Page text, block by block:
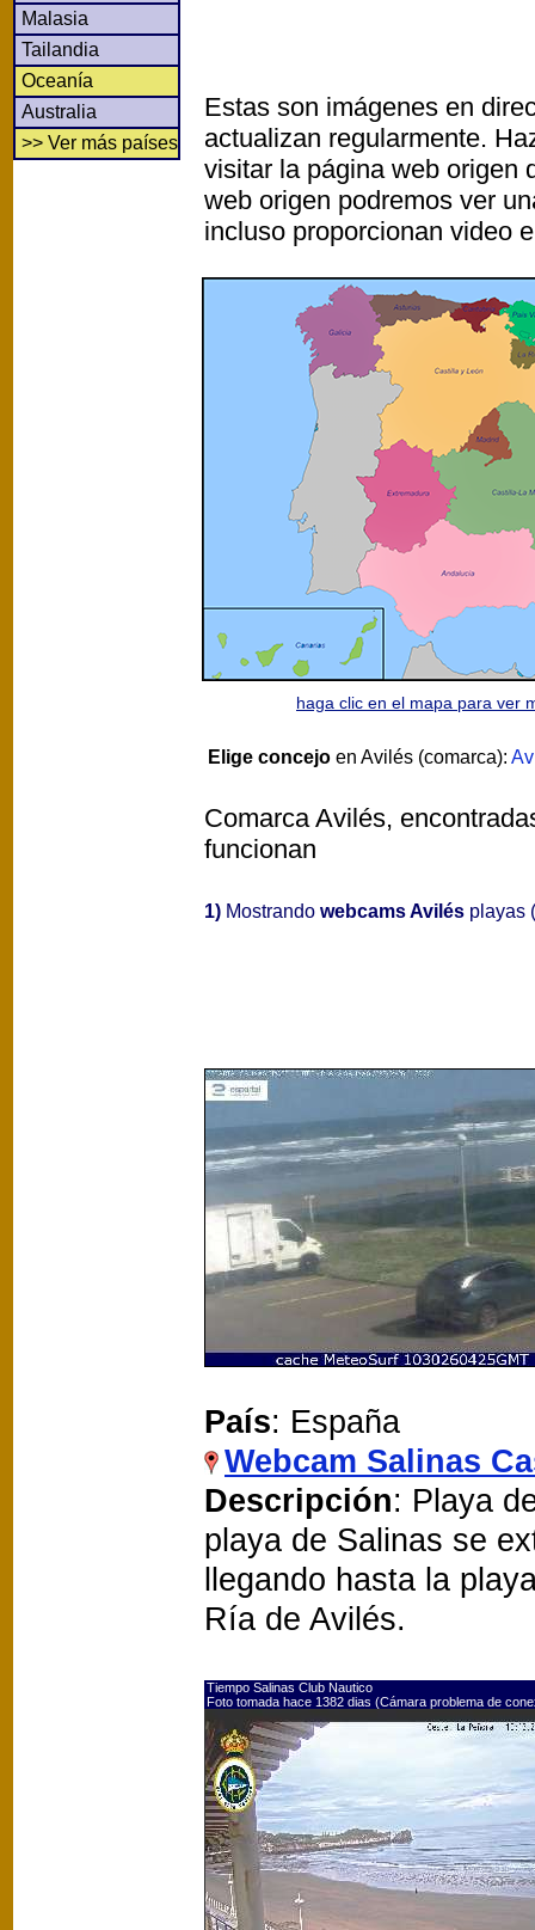
Malasia
Tailandia
Oceanía
Australia
>> Ver más países
Estas son imágenes en
actualizan regularmente.
visitar la página web origen
web origen podremos ver
incluso proporcionan video
haga clic en el mapa para ver
Elige concejo en Avilés (comarca):
Comarca Avilés,
funcionan
1) Mostrando webcams Avilés playas
País: España
Webcam Salinas
Descripción: Playa
playa de Salinas se
llegando hasta la
Ría de Avilés.
Tiempo Salinas Club Nautico
Foto tomada hace 1382 dias (Cámara problema de